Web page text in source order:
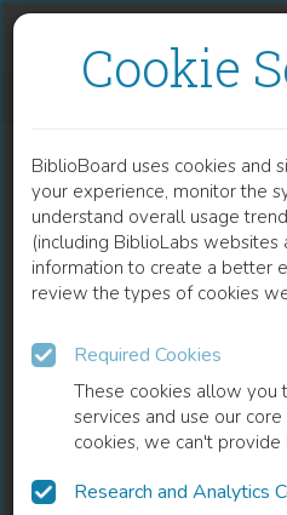
Cookie
BiblioBoard uses cookies and
your experience, monitor the
understand overall usage
(including BiblioLabs websites
information to create a better
review the types of cookies
Required Cookies
These cookies allow you
services and use our
cookies, we can't
Research and Analytics
BOOK